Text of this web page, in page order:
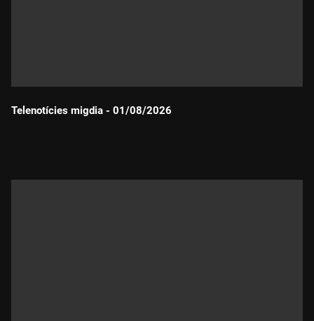
Telenotícies migdia - 01/08/2026